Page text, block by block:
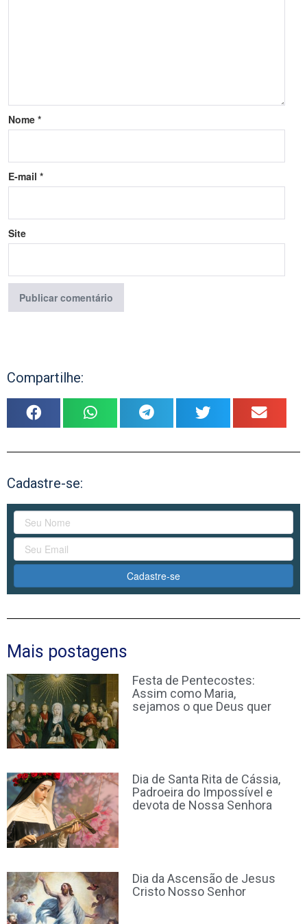
Nome *
E-mail *
Site
Compartilhe:
Cadastre-se:
Cadastre-se
Mais postagens
Festa de Pentecostes:
Assim como Maria,
sejamos o que Deus quer
Dia de Santa Rita de Cássia,
Padroeira do Impossível e
devota de Nossa Senhora
Dia da Ascensão de Jesus
Cristo Nosso Senhor